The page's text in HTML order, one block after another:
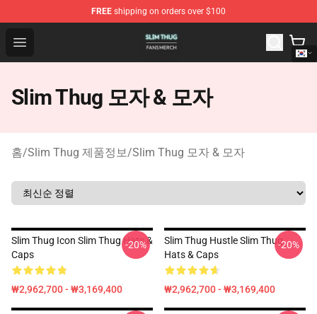
FREE shipping on orders over $100
Open menu
Slim Thug Shop - Official Slim Thug Merchandise Store
Slim Thug 모자 & 모자
홈/Slim Thug 제품정보/Slim Thug 모자 & 모자
Slim Thug Icon Slim Thug Hats &
Caps
₩2,962,700 - ₩3,169,400
-20%
Slim Thug Hustle Slim Thug
Hats & Caps
₩2,962,700 - ₩3,169,400
-20%